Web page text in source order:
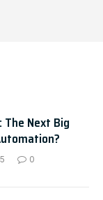
Next Big
0